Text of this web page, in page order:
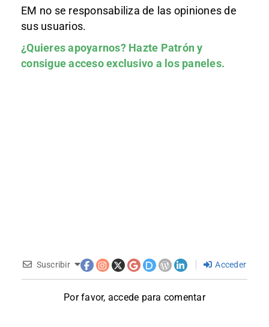
EM no se responsabiliza de las opiniones de
sus usuarios.
¿Quieres apoyarnos? Hazte Patróny
consigue acceso exclusivo a los paneles.
Suscribir Acceder
Por favor, accede para comentar